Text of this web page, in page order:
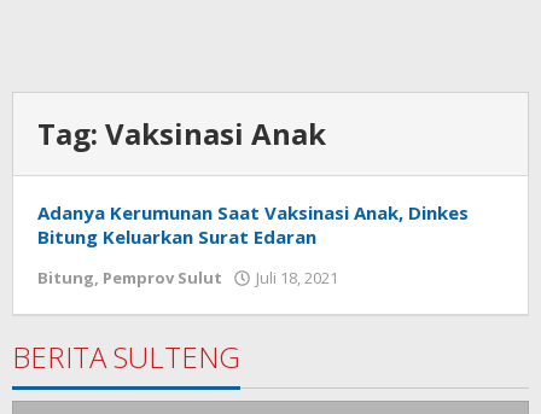
Tag: Vaksinasi Anak
Adanya Kerumunan Saat Vaksinasi Anak, Dinkes
Bitung Keluarkan Surat Edaran
Bitung, Pemprov Sulut Juli 18, 2021
BERITA SULTENG